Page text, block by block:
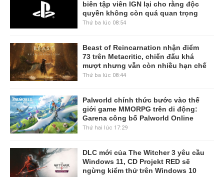
biên tập viên IGN lại cho rằng độc
quyền không còn quá quan trọng
Thứ ba lúc 08:54
Beast of Reincarnation nhận điểm
73 trên Metacritic, chiến đấu khá
mượt nhưng vẫn còn nhiều hạn chế
Thứ ba lúc 08:44
Palworld chính thức bước vào thế
giới game MMORPG trên di động:
Garena công bố Palworld Online
Thứ hai lúc 17:29
DLC mới của The Witcher 3 yêu cầu
Windows 11, CD Projekt RED sẽ
ngừng kiểm thử trên Windows 10